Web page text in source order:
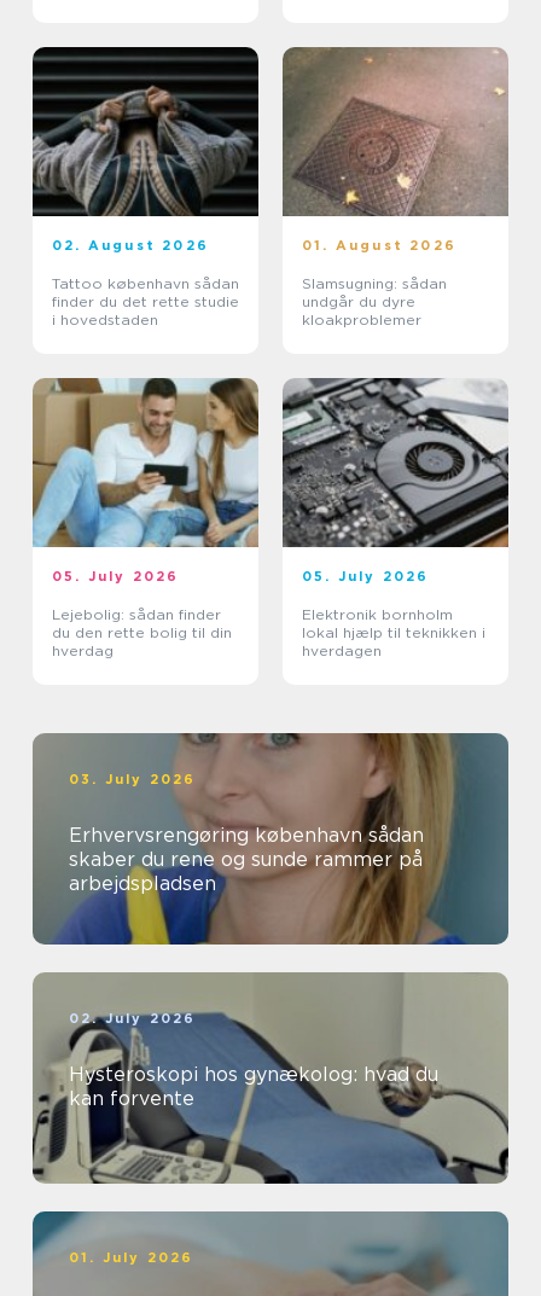
02. August 2026
Tattoo københavn sådan
finder du det rette studie
i hovedstaden
01. August 2026
Slamsugning: sådan
undgår du dyre
kloakproblemer
05. July 2026
Lejebolig: sådan finder
du den rette bolig til din
hverdag
05. July 2026
Elektronik bornholm
lokal hjælp til teknikken i
hverdagen
03. July 2026
Erhvervsrengøring københavn sådan
skaber du rene og sunde rammer på
arbejdspladsen
02. July 2026
Hysteroskopi hos gynækolog: hvad du
kan forvente
01. July 2026